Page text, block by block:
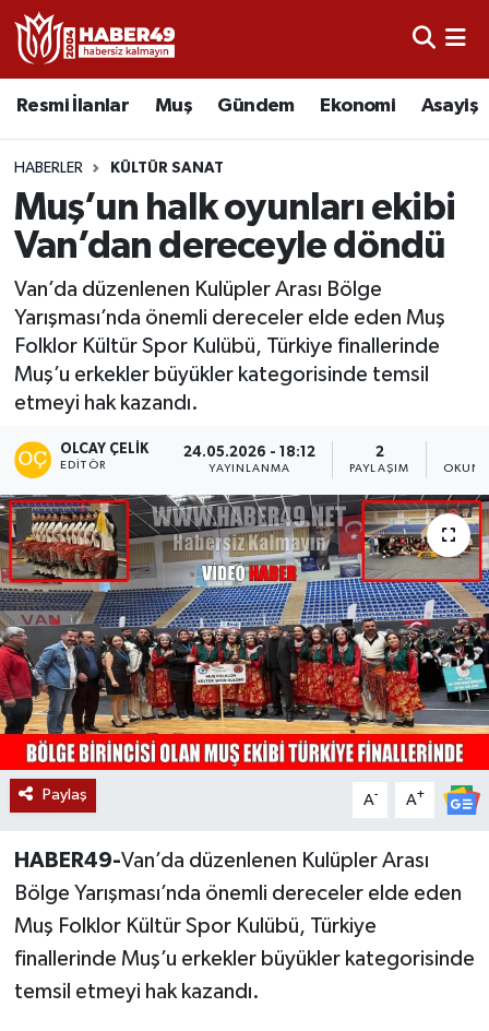
Resmi İlanlar Muş Gündem Ekonomi Asayiş
HABERLER KÜLTÜR SANAT
Muş’un halk oyunları ekibi
Van’dan dereceyle döndü
Van’da düzenlenen Kulüpler Arası Bölge
Yarışması’nda önemli dereceler elde eden Muş
Folklor Kültür Spor Kulübü, Türkiye finallerinde
Muş’u erkekler büyükler kategorisinde temsil
etmeyi hak kazandı.
OLCAY ÇELIK
EDITÖR
24.05.2026 - 18:12
YAYINLANMA
2
PAYLAŞIM
Paylaş A- A+
HABER49-Van’da düzenlenen Kulüpler Arası
Bölge Yarışması’nda önemli dereceler elde eden
Muş Folklor Kültür Spor Kulübü, Türkiye
finallerinde Muş’u erkekler büyükler kategorisinde
temsil etmeyi hak kazandı.
Resmi İlanlar
Asayiş
Bölge
Eğitim
Ekonomi
Gündem
Spor
Siyaset
Teknoloji
Kültür Sanat
Muş
Hasköy
Korkut
Bulanık
Malazgirt
Uşak Nöbetçi Eczaneler
Uşak Hava Durumu
Uşak Namaz Vakitleri
Uşak Trafik Yoğunluk Haritası
TFF 2.Lig Kırmızı Grup Puan Durumu ve Fikstür
Tüm Manşetler
Son Dakika Haberleri
Haber Arşivi